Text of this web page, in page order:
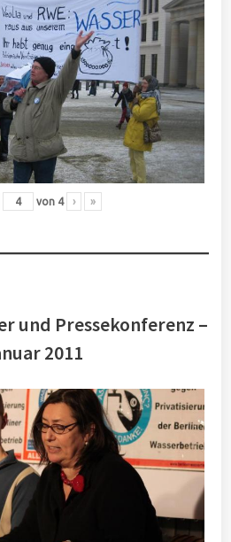
von 4 › »
und Pressekonferenz –
2011